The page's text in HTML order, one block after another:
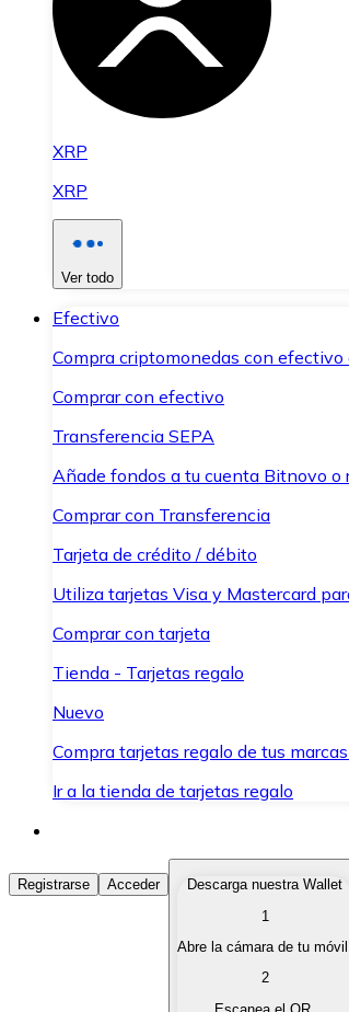
XRP
XRP
Ver todo
Efectivo
Compra criptomonedas con
Comprar con efectivo
Transferencia SEPA
Añade fondos a tu cuenta Bitnovo o
Comprar con Transferencia
Tarjeta de crédito / débito
Utiliza tarjetas Visa y Mastercard
Comprar con tarjeta
Tienda - Tarjetas regalo
Nuevo
Compra tarjetas regalo de tus
Ir a la tienda de tarjetas regalo
Comprar Criptomonedas
Compra criptomonedas con
Vende tus criptomonedas de forma
Registrarse Acceder
Descarga nuestra Wallet
1
Abre la cámara de tu móvil.
2